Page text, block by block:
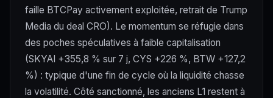
faille BTCPay activement exploitée, retrait de Trump
Media du deal CRO). Le momentum se réfugie dans
des poches spéculatives à faible capitalisation
(SKYAI +355,8 % sur 7 j, CYS +226 %, BTW +127,2
%) : typique d'une fin de cycle où la liquidité chasse
la volatilité. Côté sanctionné, les anciens L1 restent à